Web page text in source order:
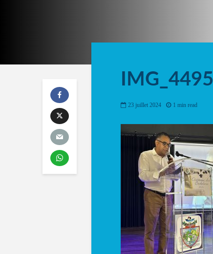
IMG_4495
23 juillet 2024 1 min read